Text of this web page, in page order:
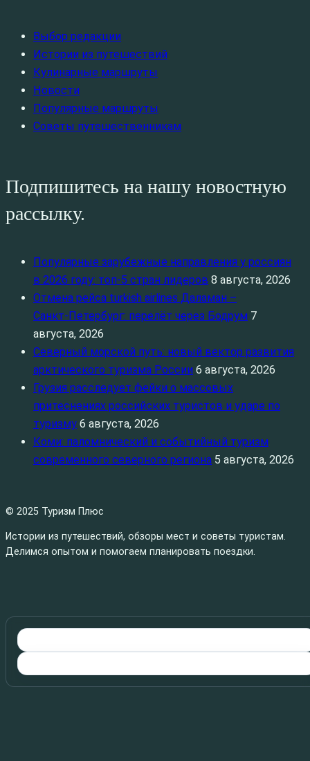
Выбор редакции
Истории из путешествий
Кулинарные маршруты
Новости
Популярные маршруты
Советы путешественникам
Подпишитесь на нашу новостную
рассылку.
Популярные зарубежные направления у россиян
в 2026 году: топ‑5 стран лидеров 8 августа, 2026
Отмена рейса turkish airlines Даламан –
Санкт‑Петербург: перелёт через Бодрум 7
августа, 2026
Северный морской путь: новый вектор развития
арктического туризма России 6 августа, 2026
Грузия расследует фейки о массовых
притеснениях российских туристов и ударе по
туризму 6 августа, 2026
Коми: паломнический и событийный туризм
современного северного региона 5 августа, 2026
© 2025 Туризм Плюс
Истории из путешествий, обзоры мест и советы туристам.
Делимся опытом и помогаем планировать поездки.